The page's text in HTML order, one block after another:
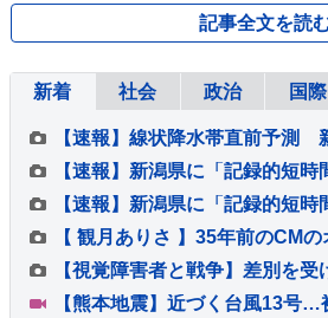
記事全文を読
新着 社会 政治 国際
【速報】線状降水帯直前予測